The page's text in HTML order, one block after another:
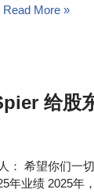
Read More »
给股
： 希望你们一
年业绩 2025年